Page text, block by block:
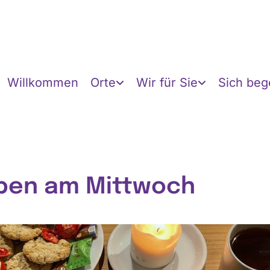
Willkommen Orte Wir für Sie Sich
am Mittwoch